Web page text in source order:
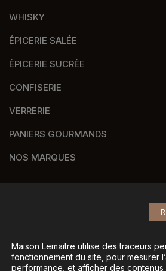
WHISKY
ÉPICERIE SALÉE
ÉPICERIE SUCRÉE
CONFISERIE
VERRERIE
PANIERS GOURMANDS
NOS MARQUES
Tous droits
Mentions légales
Gestion des données
Maison Lemaitre utilise des traceurs
fonctionnement du site, pour mesurer
performance, et afficher des